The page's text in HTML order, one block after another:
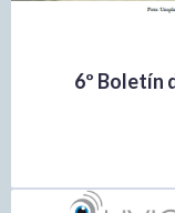
6º Boletín